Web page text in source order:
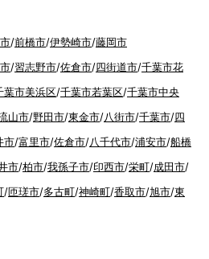
/前橋市/伊勢崎市/藤岡市
/習志野市/佐倉市/四街道市/千葉市花
葉市美浜区/千葉市若葉区/千葉市中央
山市/野田市/東金市/八街市/千葉市/四
市/富里市/佐倉市/八千代市/浦安市/船橋
市/柏市/我孫子市/印西市/栄町/成田市/
/匝瑳市/多古町/神崎町/香取市/旭市/東